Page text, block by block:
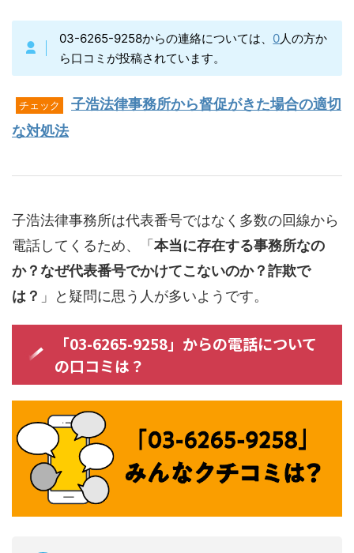
03-6265-9258からの連絡については、 0人の方か
ら口コミが投稿されています。
チェック
子浩法律事務所から督促がきた場合の適切
な対処法
子浩法律事務所は代表番号ではなく多数の回線から
電話してくるため、「本当に存在する事務所なの
か？なぜ代表番号でかけてこないのか？詐欺で
は？ 」と疑問に思う人が多いようです。
「03-6265-9258」からの電話について
の口コミは？